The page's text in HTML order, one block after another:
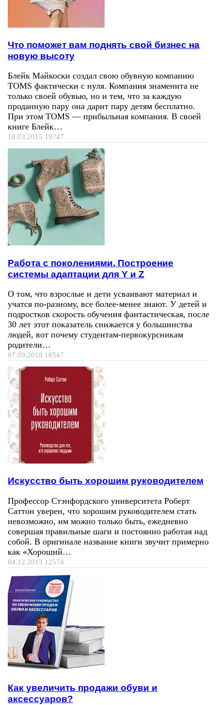
Что поможет вам поднять свой бизнес на
новую высоту
Блейк Майкоски создал свою обувную компанию
TOMS фактически с нуля. Компания знаменита не
только своей обувью, но и тем, что за каждую
проданную пару она дарит пару детям бесплатно.
При этом TOMS — прибыльная компания. В своей
книге Блейк…
18.03.2015 19747
Работа с поколениями. Построение
системы адаптации для Y и Z
О том, что взрослые и дети усваивают материал и
учатся по-разному, все более-менее знают. У детей и
подростков скорость обучения фантастическая, после
30 лет этот показатель снижается у большинства
людей, вот почему студентам-первокурсникам
родители…
07.09.2018 18547
Искусство быть хорошим руководителем
Профессор Стэнфордского университета Роберт
Саттон уверен, что хорошим руководителем стать
невозможно, им можно только быть, ежедневно
совершая правильные шаги и постоянно работая над
собой. В оригинале название книги звучит примерно
как «Хороший…
04.12.2013 12574
Как увеличить продажи обуви и
аксессуаров?